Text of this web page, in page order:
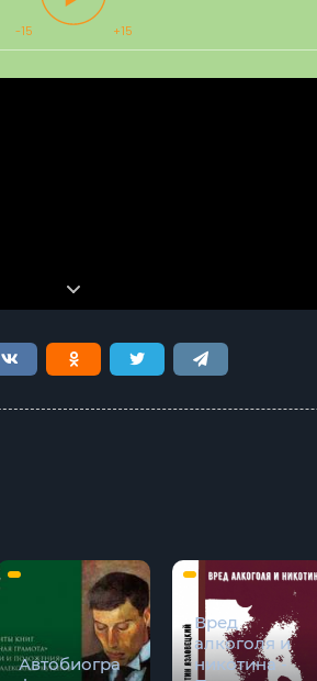
-15 +15
Автобиогра
Вред
алкоголя и
никотина -